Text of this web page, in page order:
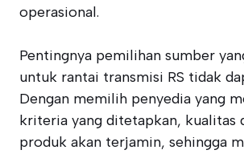
operasional.
Pentingnya pemilihan sumber
untuk rantai transmisi RS tidak
Dengan memilih penyedia yang
kriteria yang ditetapkan, kualitas
produk akan terjamin, sehingga